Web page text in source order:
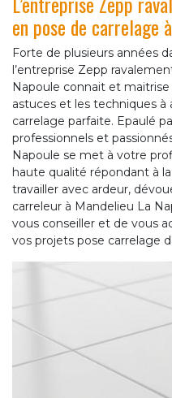
en pose de carrelage
Forte de plusieurs années
l’entreprise Zepp
Napoule connait et
astuces et les techniques
carrelage parfaite. Epaulé
professionnels et
Napoule se met à votre
haute qualité répondant à
travailler avec ardeur,
carreleur à Mandelieu La
vous conseiller et de vous
vos projets pose carrelage